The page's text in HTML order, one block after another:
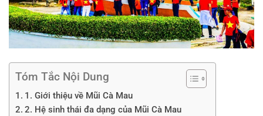
Tóm Tắc Nội Dung
1. Giới thiệu về Mũi Cà Mau
2. Hệ sinh thái đa dạng của Mũi Cà Mau